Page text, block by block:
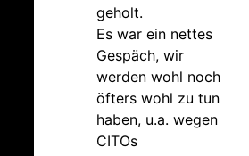
geholt.
Es war ein nettes
Gespäch, wir
werden wohl noch
öfters wohl zu tun
haben, u.a. wegen
CITOs